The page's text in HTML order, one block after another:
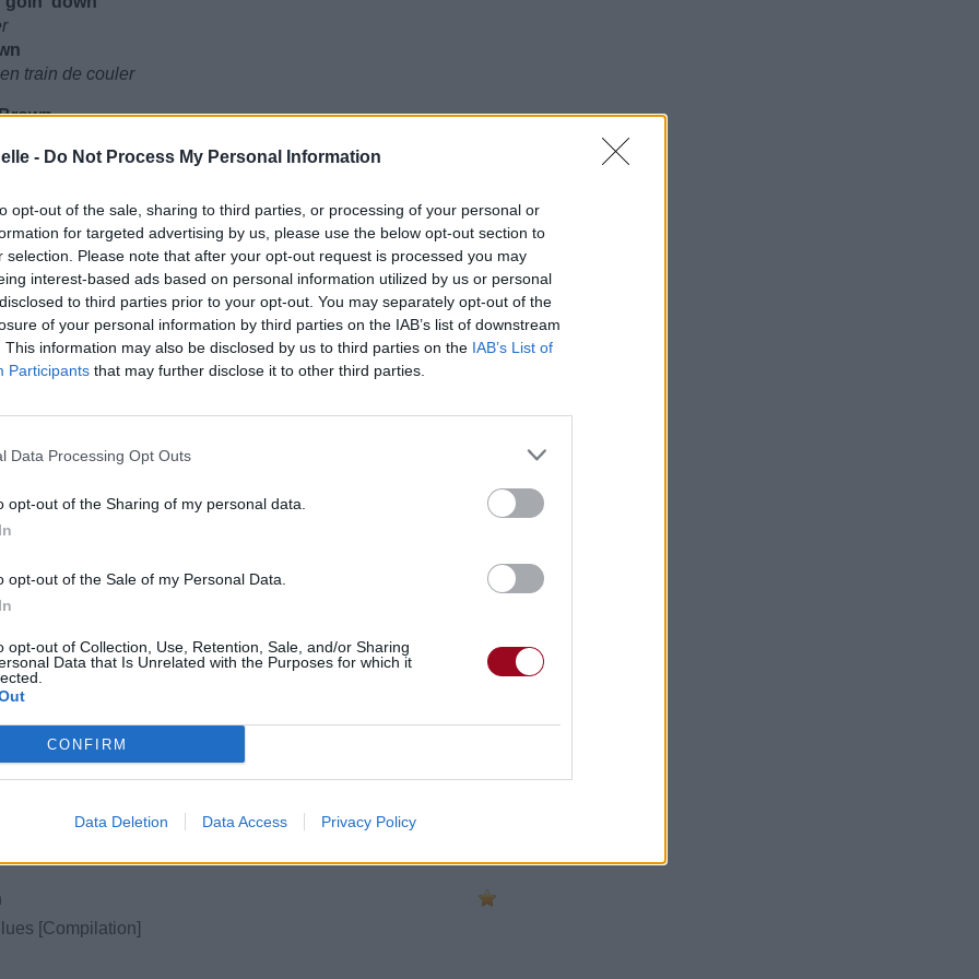
- Do Not Process My Personal Information
opt-out of the sale, sharing to third parties, or processing of your personal or
for targeted advertising by us, please use the below opt-out section to
selection. Please note that after your opt-out request is processed you may
interest-based ads based on personal information utilized by us or personal
to third parties prior to your opt-out. You may separately opt-out of the
of your personal information by third parties on the IAB’s list of downstream
This information may also be disclosed by us to third parties on the IAB’s List of
Participants that may further disclose it to other third parties.
Data Processing Opt Outs
opt-out of the Sharing of my personal data.
opt-out of the Sale of my Personal Data.
opt-out of Collection, Use, Retention, Sale, and/or Sharing
Data that Is Unrelated with the Purposes for which it
CONFIRM
Data Deletion Data Access Privacy Policy
train de couler
Willie Brown
Willie Brown
baby I'm sinkin' down
je suis en train de couler
west
west
in my distress
dans ma détresse
2008 à 22h14.
[Compilation]